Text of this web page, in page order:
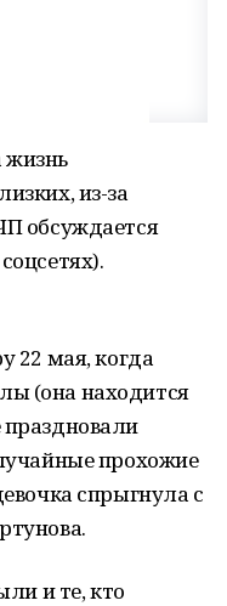
жизнь
из-за
обсуждается
22 мая, когда
(она находится
прохожие
спрыгнула с
и те, кто